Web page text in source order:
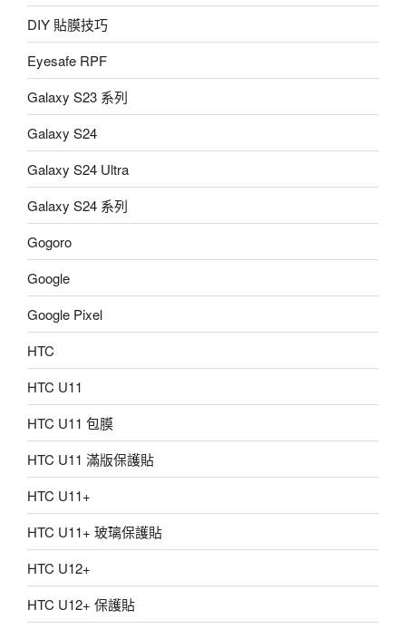
DIY 貼膜技巧
Eyesafe RPF
Galaxy S23 系列
Galaxy S24
Galaxy S24 Ultra
Galaxy S24 系列
Gogoro
Google
Google Pixel
HTC
HTC U11
HTC U11 包膜
HTC U11 滿版保護貼
HTC U11+
HTC U11+ 玻璃保護貼
HTC U12+
HTC U12+ 保護貼